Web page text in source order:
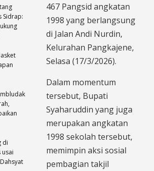
467 Pangsid angkatan
1998 yang berlangsung
di Jalan Andi Nurdin,
Kelurahan Pangkajene,
Selasa (17/3/2026).
Dalam momentum
tersebut, Bupati
Syaharuddin yang juga
merupakan angkatan
1998 sekolah tersebut,
memimpin aksi sosial
pembagian takjil
Sidrap:
di
usai